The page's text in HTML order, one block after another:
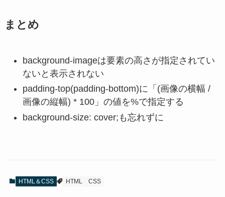
まとめ
background-imageは要素の高さが指定されてい
ないと表示されない
padding-top(padding-bottom)に「(画像の横幅 /
画像の縦幅) * 100」の値を%で指定する
background-size: cover;も忘れずに
HTML＆CSS HTML CSS